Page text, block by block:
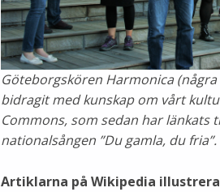
Göteborgskören Harmonica
bidragit med kunskap om vårt
Commons, som sedan har länkats
nationalsången ”Du gamla, du fria”.
Artiklarna på Wikipedia